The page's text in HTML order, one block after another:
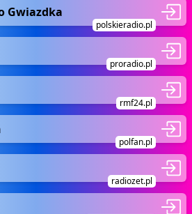
Gwiazdka
polskieradio.pl
proradio.pl
rmf24.pl
polfan.pl
radiozet.pl